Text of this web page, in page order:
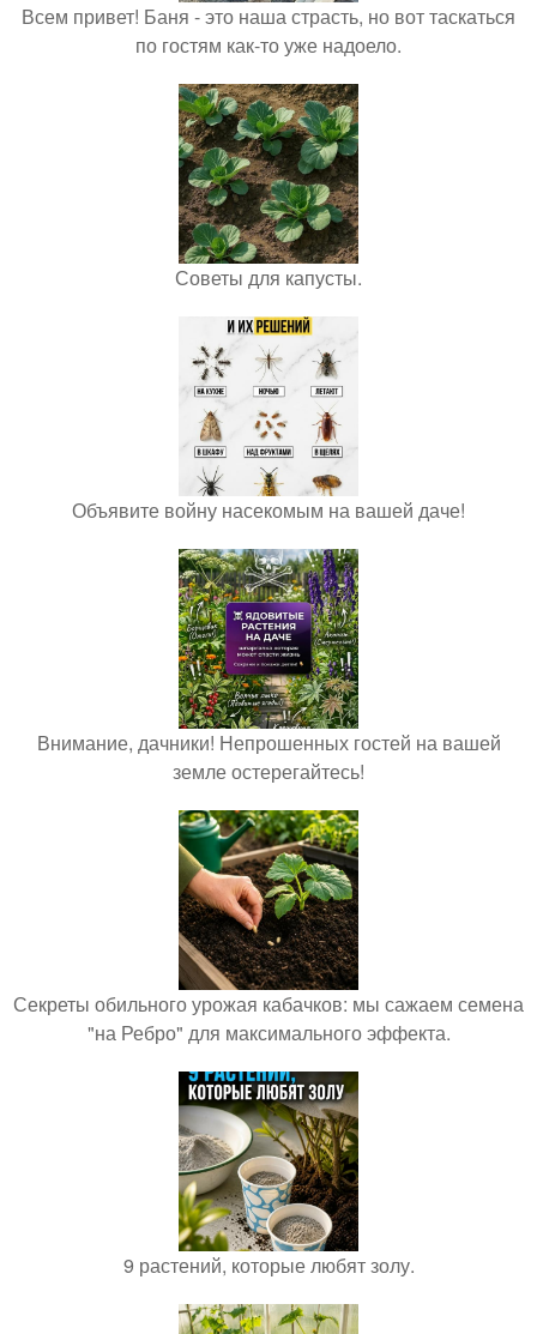
Всем привет! Баня - это наша страсть, но вот таскаться
по гостям как-то уже надоело.
Советы для капусты.
Объявите войну насекомым на вашей даче!
Внимание, дачники! Непрошенных гостей на вашей
земле остерегайтесь!
Секреты обильного урожая кабачков: мы сажаем семена
"на Ребро" для максимального эффекта.
9 растений, которые любят золу.